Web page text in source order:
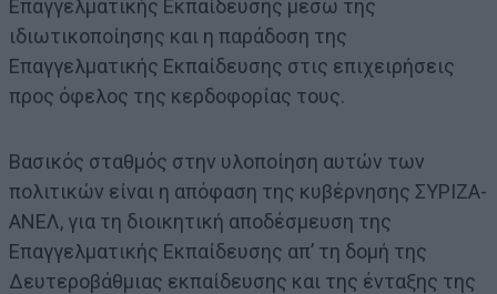
Επαγγελματικής Εκπαίδευσης μέσω της
ιδιωτικοποίησης και η παράδοση της
Επαγγελματικής Εκπαίδευσης στις επιχειρήσεις
προς όφελος της κερδοφορίας τους.
Βασικός σταθμός στην υλοποίηση αυτών των
πολιτικών είναι η απόφαση της κυβέρνησης ΣΥΡΙΖΑ-
ΑΝΕΛ, για τη διοικητική αποδέσμευση της
Επαγγελματικής Εκπαίδευσης απ’ τη δομή της
Δευτεροβάθμιας εκπαίδευσης και της ένταξης της